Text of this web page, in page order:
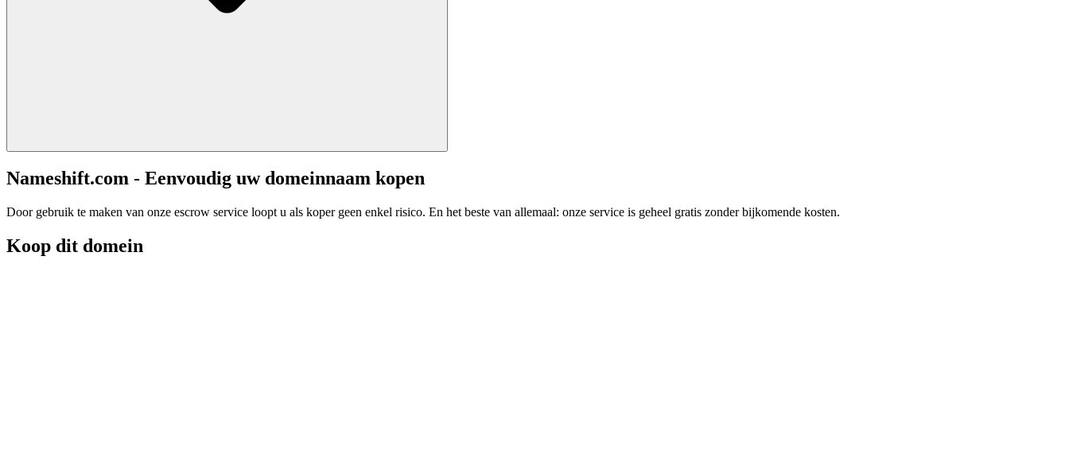
Nameshift.com - Eenvoudig uw domeinnaam kopen
Door gebruik te maken van onze escrow service loopt u als koper geen enkel risico. En het beste van allemaal: onze service is geheel gratis zonder bijkomende kosten.
Koop dit domein